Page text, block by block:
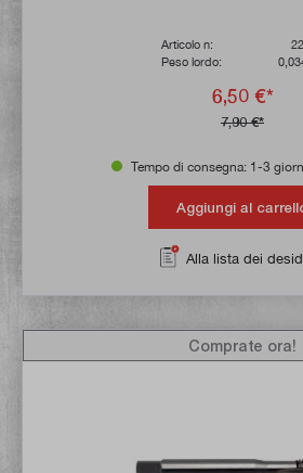
Articolo n:
Peso lordo:
6,50 €*
7,90 €*
Tempo di consegna: 1-3
Aggiungi al
Alla lista dei
Comprate ora!